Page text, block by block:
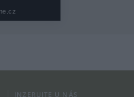
INZERUJTE U NÁS